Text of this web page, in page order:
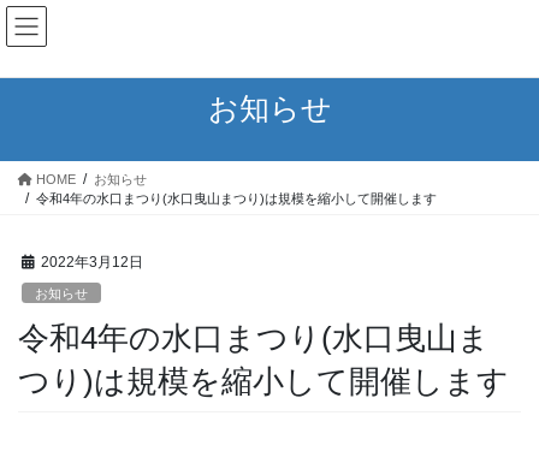
コ
ン
ス
ナ
ビ
ン
お知らせ
HOME
お知らせ
令和4年の水口まつり(水口曳山まつり)は規模を縮小して開催します
2022年3月12日
お知らせ
令和4年の水口まつり(水口曳山ま
つり)は規模を縮小して開催します